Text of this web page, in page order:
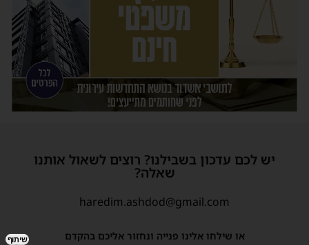
יש לכם עדכון בשבילנו? רוצים לשאול אותנו
שאלה?
haredim.ashdod@gmail.com
או שילחו אלינו פנייה ונחזור אליכם בהקדם שיתוף